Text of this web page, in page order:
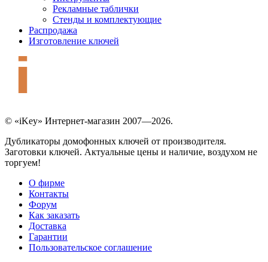
Рекламные таблички
Стенды и комплектующие
Распродажа
Изготовление ключей
© «iKey» Интернет-магазин 2007—2026.
Дубликаторы домофонных ключей от производителя.
Заготовки ключей. Актуальные цены и наличие, воздухом не
торгуем!
О фирме
Контакты
Форум
Как заказать
Доставка
Гарантии
Пользовательское соглашение